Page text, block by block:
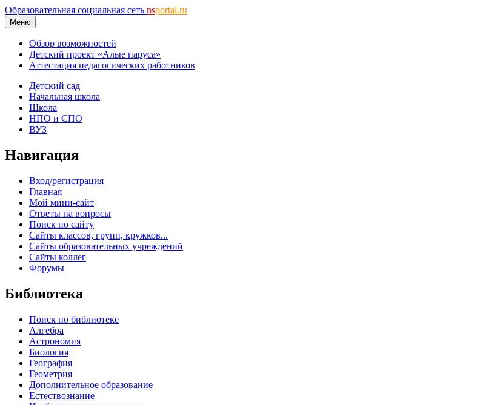
Образовательная социальная сеть nsportal.ru
Меню
Обзор возможностей
Детский проект «Алые паруса»
Аттестация педагогических работников
Детский сад
Начальная школа
Школа
НПО и СПО
ВУЗ
Навигация
Вход/регистрация
Главная
Мой мини-сайт
Ответы на вопросы
Поиск по сайту
Сайты классов, групп, кружков...
Сайты образовательных учреждений
Сайты коллег
Форумы
Библиотека
Поиск по библиотеке
Алгебра
Астрономия
Биология
География
Геометрия
Дополнительное образование
Естествознание